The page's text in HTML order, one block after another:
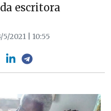
escritora
2021 | 10:55